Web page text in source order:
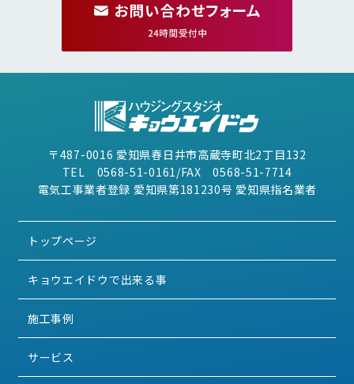
〒487-0016 愛知県春日井市高蔵寺町北2丁目132
TEL 0568-51-0161/FAX 0568-51-7714
電気工事業者登録 愛知県第181230号 愛知県指名業者
トップページ
キョウエイドウで出来る事
施工事例
サービス